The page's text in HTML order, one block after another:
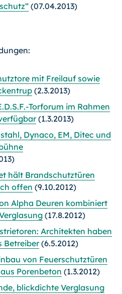
(07.04.2013)
mit Freilauf sowie
(2.3.2013)
Torforum im Rahmen
(1.3.2013)
Dynaco, EM, Ditec und
hält Brandschutztüren
offen (9.10.2012)
Alpha Deuren kombiniert
(17.8.2012)
Architekten haben
Betreiber(6.5.2012)
von Feuerschutztüren
Porenbeton (1.3.2012)
blickdichte Verglasung